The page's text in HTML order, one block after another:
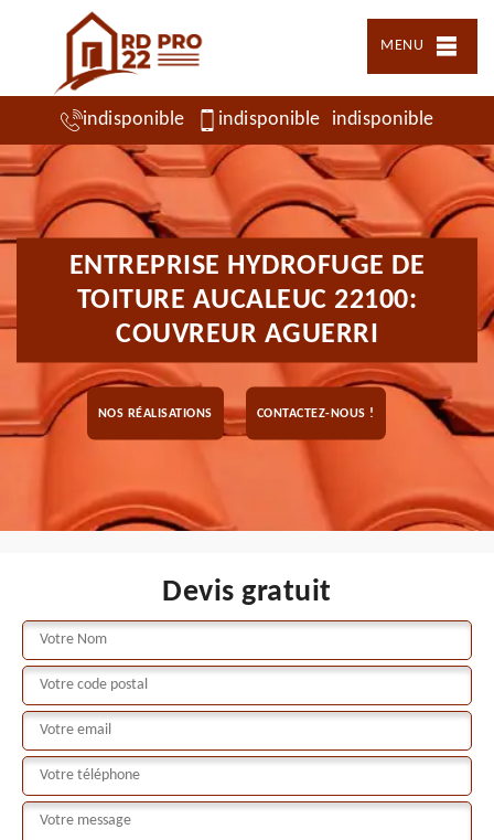
MENU
indisponible indisponible indisponible
ENTREPRISE HYDROFUGE DE
TOITURE AUCALEUC 22100:
COUVREUR AGUERRI
NOS RÉALISATIONS CONTACTEZ-NOUS !
Devis gratuit